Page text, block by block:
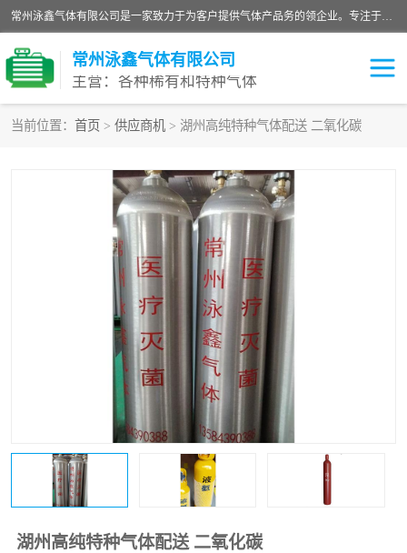
常州泳鑫气体有限公司是一家致力于为客户提供气体产品务的领企业。专注于环氧乙烷剂、环氧乙烷、高纯气体以及稀有和特种气体的研发、生产、销售和配送，产品广泛应用于医疗、电子、科研、化工、食品等多个领域。主要产品有：环氧乙烷灭菌剂，环氧乙烷，高纯氩，氮，氪，氙，氖，氘，笑，氦，氢，氧等各种稀有和特种气体。
常州泳鑫气体有限公司
主营：各种稀有和特种气体
当前位置： 首页 > 供应商机 > 湖州高纯特种气体配送 二氧化碳
湖州高纯特种气体配送 二氧化碳
环氧乙烷灭菌剂 高纯氩气